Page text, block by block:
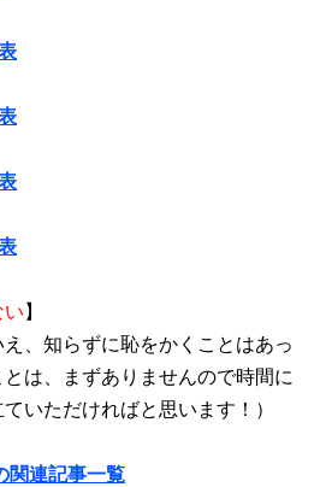
い 】
え、知らずに恥をかくことはあっ
は、まずありませんので時間に
いただければと思います！）
関連記事一覧